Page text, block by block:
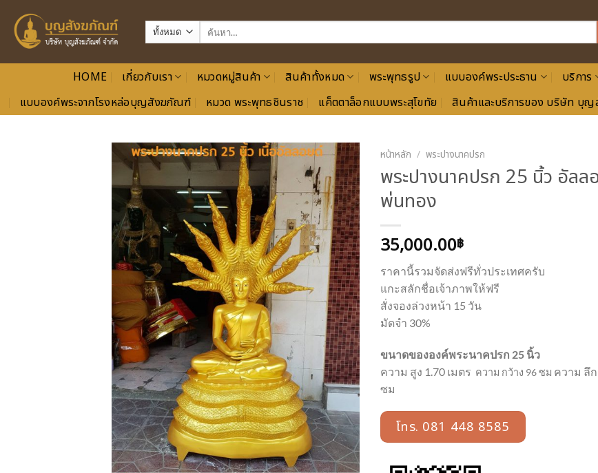
ค้นหา:
HOME เกี่ยวกับเรา หมวดหมู่สินค้า สินค้าทั้งหมด พระพุทธรูป แบบองค์พระประธาน บริการ
แบบองค์พระจากโรงหล่อบุญสังฆภัณฑ์
หมวด พระพุทธชินราช แค็ตตาล็อกแบบพระสุโขทัย สินค้าและบริการของ บริษัท บุ
หน้าหลัก / พระปางนาคปรก
พระปางนาคปรก 25 นิ้ว อัลล
พ่นทอง
35,000.00฿
ราคานี้รวมจัดส่งฟรีทั่วประเทศครับ
แกะสลักชื่อเจ้าภาพให้ฟรี
สั่งจองล่วงหน้า 15 วัน
มัดจำ 30%
ขนาดขององค์พระนาคปรก 25 นิ้ว
ความ สูง 1.70 เมตร ความ กว้าง 96 ซม ความ ลึ
ซม
โทร. 081 448 8585